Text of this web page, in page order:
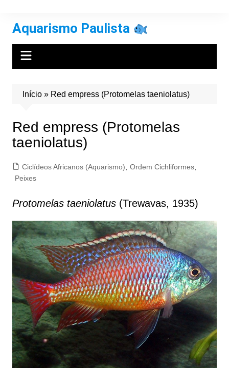
conteúdo
Aquarismo Paulista
Início» Red empress (Protomelas taeniolatus)
Red empress (Protomelas
taeniolatus)
Ciclídeos Africanos (Aquarismo) Ordem Cichliformes,
Peixes
Protomelas taeniolatus (Trewavas, 1935)